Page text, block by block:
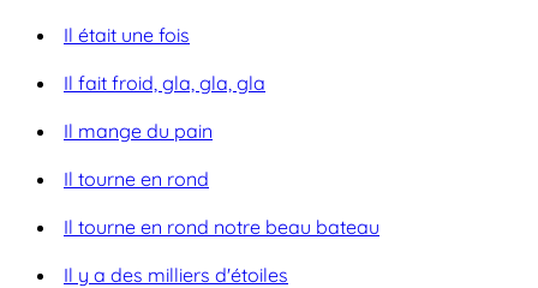
Il était une fois
Il fait froid, gla, gla, gla
Il mange du pain
Il tourne en rond
Il tourne en rond notre beau bateau
Il y a des milliers d'étoiles